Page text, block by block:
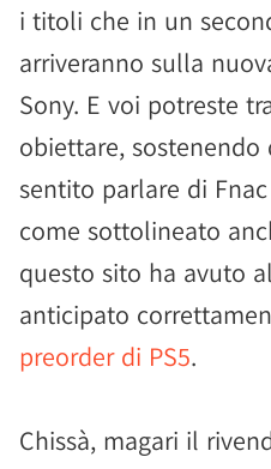
i titoli che in un
arriveranno sulla
Sony. E voi potreste
obiettare, sostenendo
sentito parlare di
come sottolineato
questo sito ha avuto
anticipato
preorder di PS5.
Chissà, magari il